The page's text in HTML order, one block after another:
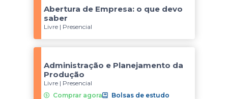
Abertura de Empresa: o que devo
saber
Livre | Presencial
Administração e Planejamento da
Produção
Livre | Presencial
Comprar agora
Bolsas de estudo